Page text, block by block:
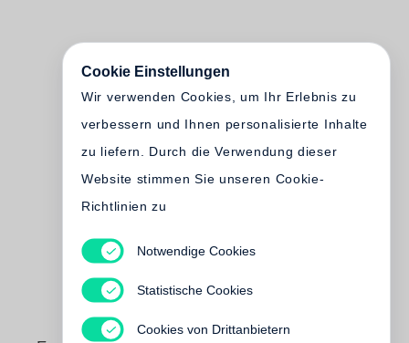
Cookie Einstellungen
Wir verwenden Cookies, um Ihr Erlebnis zu
verbessern und Ihnen personalisierte Inhalte
zu liefern. Durch die Verwendung dieser
Website stimmen Sie unseren Cookie-
Richtlinien zu
Notwendige Cookies
Statistische Cookies
Cookies von Drittanbietern